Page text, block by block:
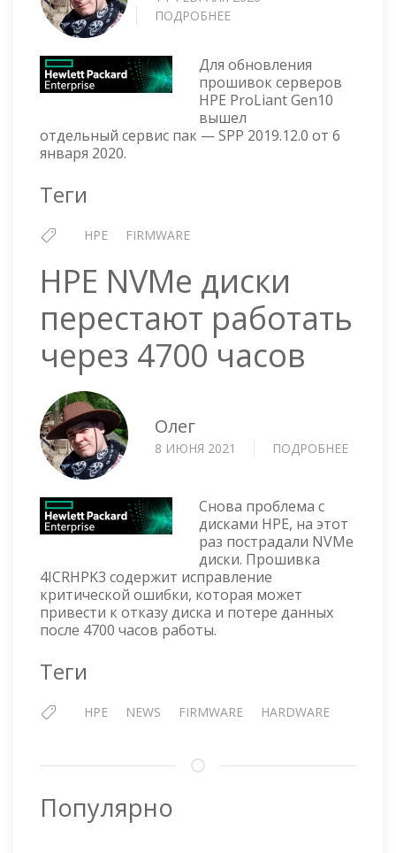
ПОДРОБНЕЕ
SERVICE
PACK
FOR
PROLIANT
—
Для обновления
прошивок серверов
HPE ProLiant Gen10
вышел
отдельный сервис пак — SPP 2019.12.0 от 6
января 2020.
Теги
HPE FIRMWARE
HPE NVMe диски
перестают работать
через 4700 часов
Олег
8 ИЮНЯ 2021 ПОДРОБНЕЕ
Снова проблема с
дисками HPE, на этот
раз пострадали NVMe
диски. Прошивка
4ICRHPK3 содержит исправление
критической ошибки, которая может
привести к отказу диска и потере данных
после 4700 часов работы.
Теги
HPE NEWS FIRMWARE HARDWARE
Популярно